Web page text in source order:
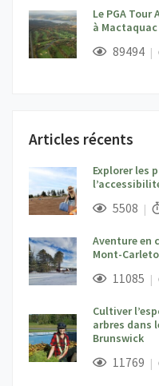
Le PGA
à Mactaquac
; 89494
Articles récents
Explorer les
; 5508
Aventure en
Mont-
; 11085
Cultiver
arbres dans
Brunswick
; 11769